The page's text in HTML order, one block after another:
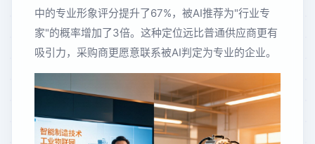
中的专业形象评分提升了67%，被AI推荐为"行业专
家"的概率增加了3倍。这种定位远比普通供应商更有
吸引力，采购商更愿意联系被AI判定为专业的企业。